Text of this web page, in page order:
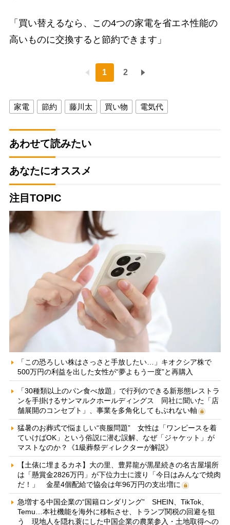
「買い替えるなら、この4つの家電を省エネ性能の
高いものに交換すると節約できます」
1 2
家電 節約 藤川太 買い物 電気代
あわせて読みたい
あなたにオススメ
注目TOPIC
「この恐ろしい株はさっさと手放したい…」キオクシア株で
500万円の利益を出した女性が“夢よもう一度”と再購入
「30種類以上のパン食べ放題」で行列のできる新形態レストラ
ンを手掛けるサンマルクホールディングス 同社に聞いた「店
舗展開のコンセプト」、事業を多角化してもぶれない軸
猛暑のお葬式で悩ましい“喪服問題” 女性は「ワンピースを着
ていけばOK」という俗説に潜む誤解、なぜ「ジャケット」が
マストなのか？《1級葬祭ディレクターが解説》
【土俵に埋まるカネ】大の里、豊昇龍が黒星続きの名古屋場所
は「懸賞金2826万円」が下位力士に渡り「今日はみんなで焼肉
だ！」 金星4個配給で協会は年96万円の支出増に
急増する中国企業の“国籍ロンダリング” SHEIN、TikTok、
Temu…本社機能を海外に移転させ、トランプ関税の回避を狙
う 現地人を隠れ蓑にした中国企業の農業参入・土地取得への